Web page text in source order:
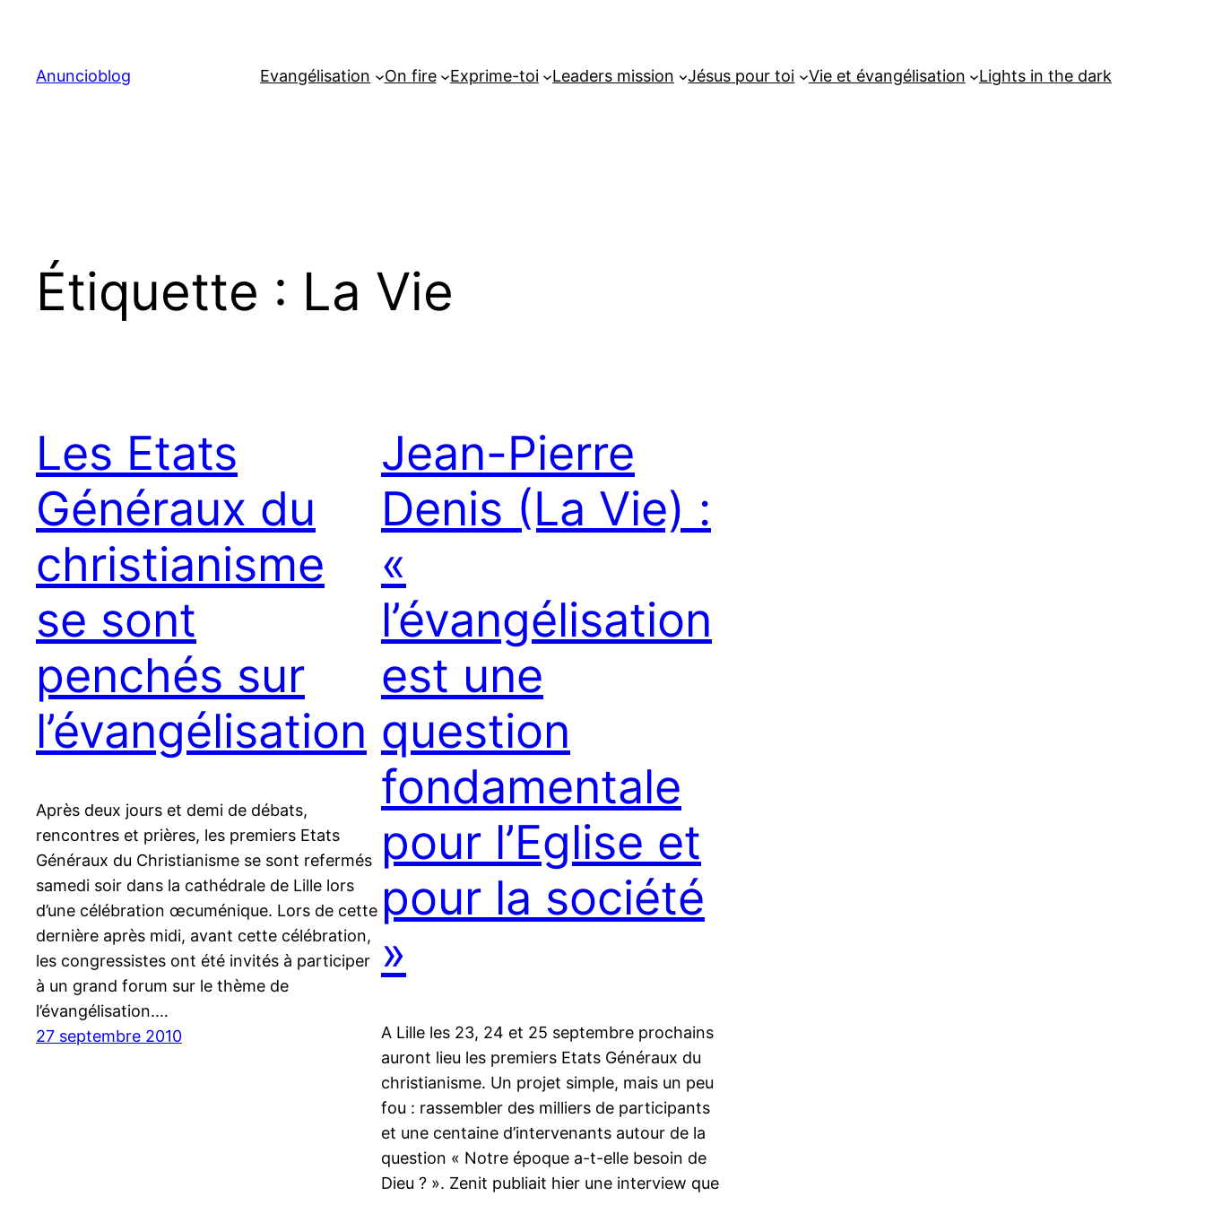
contenu
Anuncioblog Evangélisation On fire Exprime-toi Leaders mission Jésus pour toi Vie et évangélisation Lights in the dark
Étiquette : La Vie
Les Etats
Généraux du
christianisme
se sont
penchés sur
l’évangélisation
Après deux jours et demi de débats,
rencontres et prières, les premiers Etats
Généraux du Christianisme se sont refermés
samedi soir dans la cathédrale de Lille lors
d’une célébration œcuménique. Lors de cette
dernière après midi, avant cette célébration,
les congressistes ont été invités à participer
à un grand forum sur le thème de
l’évangélisation.…
27 septembre 2010
Jean-Pierre
Denis (La Vie) :
«
l’évangélisation
est une
question
fondamentale
pour l’Eglise et
pour la société
»
A Lille les 23, 24 et 25 septembre prochains
auront lieu les premiers Etats Généraux du
christianisme. Un projet simple, mais un peu
fou : rassembler des milliers de participants
et une centaine d’intervenants autour de la
question « Notre époque a-t-elle besoin de
Dieu ? ». Zenit publiait hier une interview que